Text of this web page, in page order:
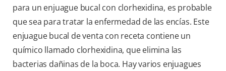
para un enjuague bucal con clorhexidina, es probable
que sea para tratar la enfermedad de las encías. Este
enjuague bucal de venta con receta contiene un
químico llamado clorhexidina, que elimina las
bacterias dañinas de la boca. Hay varios enjuagues